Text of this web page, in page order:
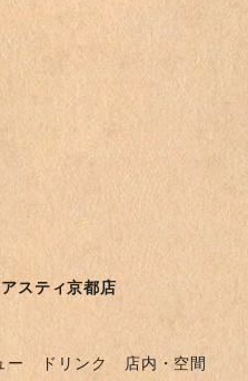
アスティ京都店
ー ドリンク 店内・空間